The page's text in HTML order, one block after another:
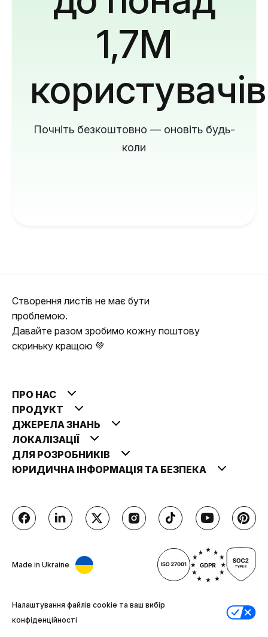
1,7M
користувачів
Почніть безкоштовно — оновіть будь-
коли
Створення листів не має бути
проблемою.
Давайте разом зробимо кожну поштову
скриньку кращою 💚
ПРО НАС
ПРОДУКТ
ДЖЕРЕЛА ЗНАНЬ
ЛОКАЛІЗАЦІЇ
ДЛЯ РОЗРОБНИКІВ
ЮРИДИЧНА ІНФОРМАЦІЯ ТА БЕЗПЕКА
Made in Ukraine
Налаштування файлів cookie та ваш вибір
конфіденційності